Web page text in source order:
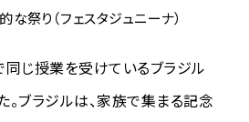
な祭り（フェスタジュニーナ）
同じ授業を受けているブラジル
。ブラジルは、家族で集まる記念